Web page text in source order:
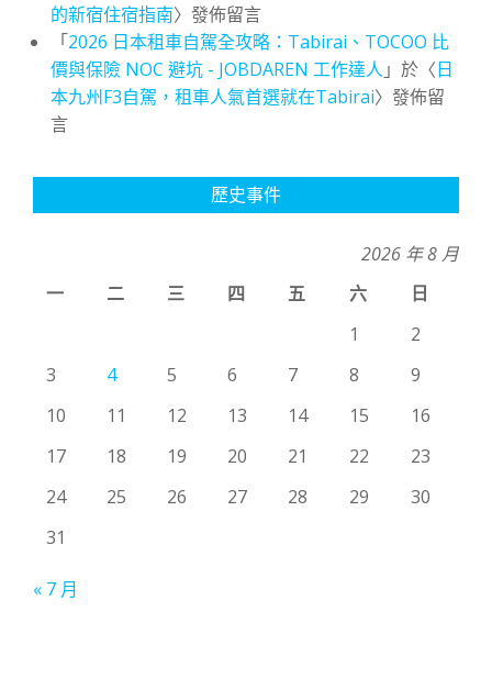
的新宿住宿指南〉發佈留言
「2026 日本租車自駕全攻略：Tabirai、TOCOO 比
價與保險 NOC 避坑 - JOBDAREN 工作達人 」於〈日
本九州F3自駕，租車人氣首選就在Tabirai〉發佈留
言
歷史事件
2026 年 8 月
一
二 三 四 五 六
日
1
2
3
4 5 6 7 8
9
10
11 12 13 14 15
16
17
18 19 20 21 22
23
24
25 26 27 28 29
30
31
« 7 月